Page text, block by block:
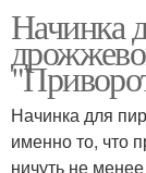
Начинка
Начинка для
именно то, что
ничуть не